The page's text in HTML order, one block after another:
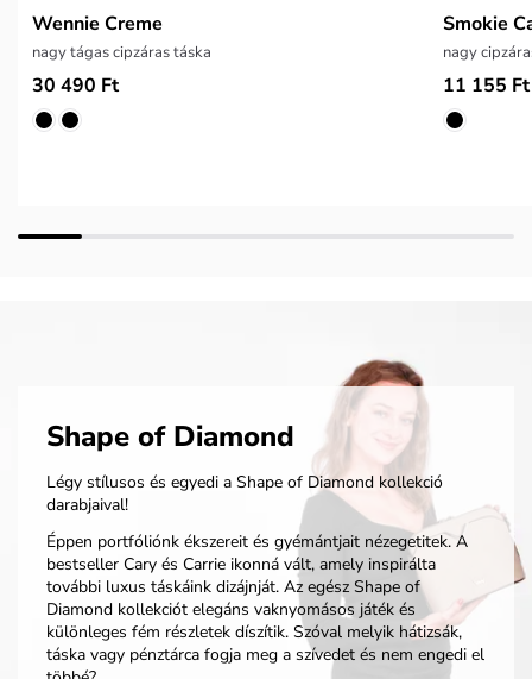
Wennie Creme
nagy tágas cipzáras táska
30 490 Ft
Smokie
nagy
11 155 Ft
Shape of Diamond
Légy stílusos és egyedi a Shape of Diamond kollekció
darabjaival!
Éppen portfóliónk ékszereit és gyémántjait nézegetitek. A
bestseller Cary és Carrie ikonná vált, amely inspirálta
további luxus táskáink dizájnját. Az egész Shape of
Diamond kollekciót elegáns vaknyomásos játék és
különleges fém részletek díszítik. Szóval melyik hátizsák,
táska vagy pénztárca fogja meg a szívedet és nem engedi el